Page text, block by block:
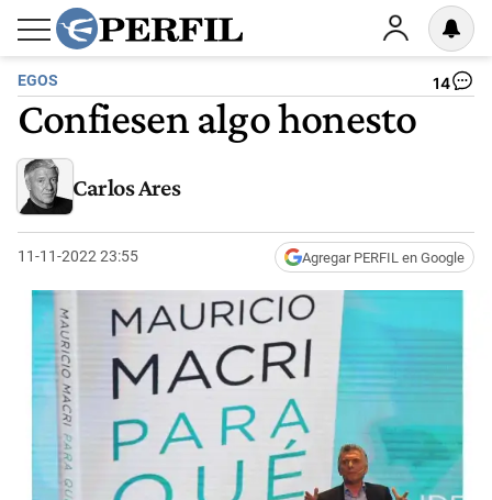
EGOS 14
Confiesen algo honesto
Carlos Ares
11-11-2022 23:55 Agregar PERFIL en Google